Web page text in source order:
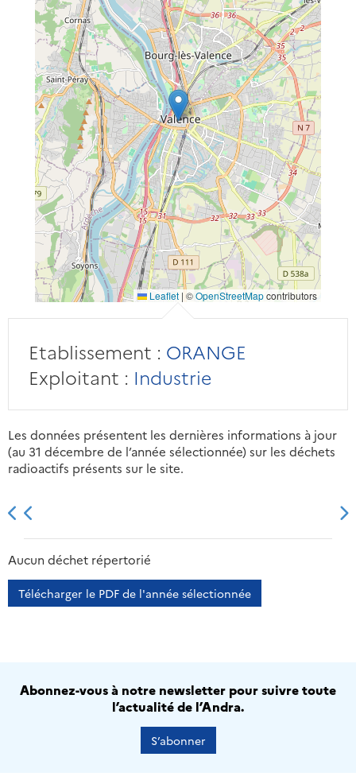
Leaflet | ©OpenStreetMapcontributors
Etablissement : ORANGE
Exploitant : Industrie
Les données présentent les dernières informations à jour
(au 31 décembre de l’année sélectionnée) sur les déchets
radioactifs présents sur le site.
2013 2014
Aucun déchet répertorié
Télécharger le PDF de l'année sélectionnée
Abonnez-vous à notre newsletter pour suivre toute
l’actualité de l’Andra.
S’abonner